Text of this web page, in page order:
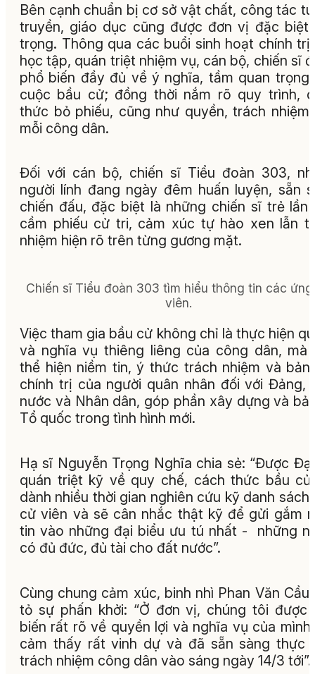
Bên cạnh chuẩn bị cơ sở vật chất, công tác
truyền, giáo dục cũng được đơn vị đặc biệt
trọng. Thông qua các buổi sinh hoạt chính
học tập, quán triệt nhiệm vụ, cán bộ, chiến sĩ
phổ biến đầy đủ về ý nghĩa, tầm quan trọng
cuộc bầu cử; đồng thời nắm rõ quy trình,
thức bỏ phiếu, cũng như quyền, trách nhiệm
mỗi công dân.
Đối với cán bộ, chiến sĩ Tiểu đoàn 303,
người lính đang ngày đêm huấn luyện, sẵn
chiến đấu, đặc biệt là những chiến sĩ trẻ lần
cầm phiếu cử tri, cảm xúc tự hào xen lẫn
nhiệm hiện rõ trên từng gương mặt.
Chiến sĩ Tiểu đoàn 303 tìm hiểu thông tin các
viên.
Việc tham gia bầu cử không chỉ là thực hiện
và nghĩa vụ thiêng liêng của công dân, mà
thể hiện niềm tin, ý thức trách nhiệm và bản
chính trị của người quân nhân đối với Đảng,
nước và Nhân dân, góp phần xây dựng và
Tổ quốc trong tình hình mới.
Hạ sĩ Nguyễn Trọng Nghĩa chia sẻ: “Được
quán triệt kỹ về quy chế, cách thức bầu
dành nhiều thời gian nghiên cứu kỹ danh sách
cử viên và sẽ cân nhắc thật kỹ để gửi gắm
tin vào những đại biểu ưu tú nhất - những
có đủ đức, đủ tài cho đất nước”.
Cùng chung cảm xúc, binh nhì Phan Văn Cầu
tỏ sự phấn khởi: “Ở đơn vị, chúng tôi được
biến rất rõ về quyền lợi và nghĩa vụ của
cảm thấy rất vinh dự và đã sẵn sàng thực
trách nhiệm công dân vào sáng ngày 14/3 tới”.